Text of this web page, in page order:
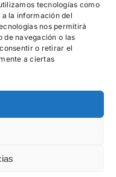
tecnologías como
la información del
nos permitirá
de navegación o las
o retirar el
a ciertas
el Ministerio para la